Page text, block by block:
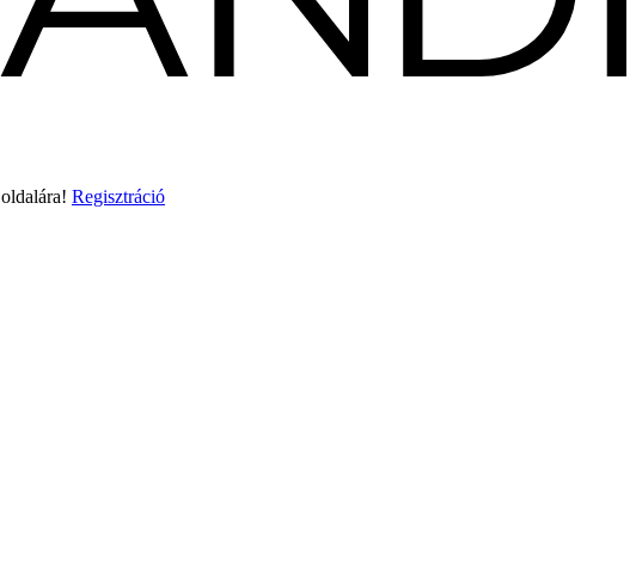
oldalára! Regisztráció